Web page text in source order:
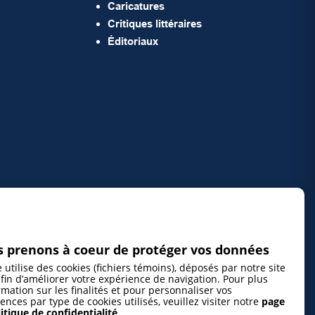
Caricatures
Critiques littéraires
Éditoriaux
prenons à coeur de protéger vos données
utilise des cookies (fichiers témoins), déposés par notre site
d’améliorer votre expérience de navigation. Pour plus
sur les finalités et pour personnaliser vos
par type de cookies utilisés, veuillez visiter notre page